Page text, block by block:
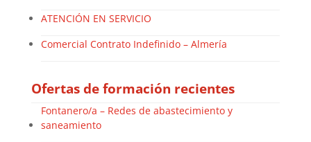
ATENCIÓN EN SERVICIO
Comercial Contrato Indefinido – Almería
Ofertas de formación recientes
Fontanero/a – Redes de abastecimiento y
saneamiento